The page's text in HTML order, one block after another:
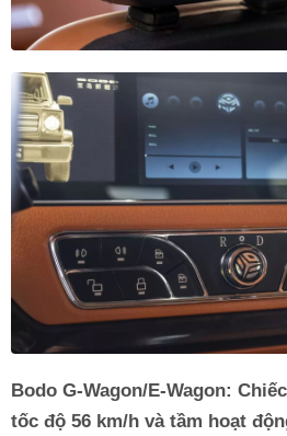
Bodo G-Wagon/E-Wagon:
tốc độ 56 km/h và tầm hoạt